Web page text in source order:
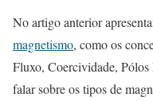
No artigo anterior
magnetismo, como os
Fluxo, Coercividade,
falar sobre os tipos de